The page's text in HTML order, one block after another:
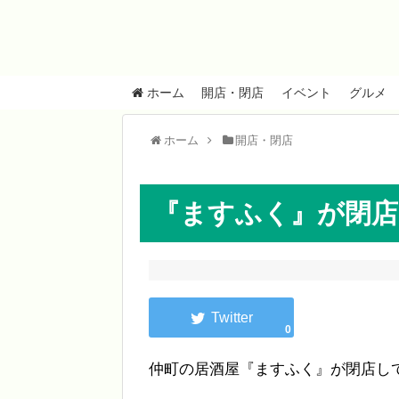
ホーム 開店・閉店 イベント グルメ
ホーム 開店・閉店
『ますふく』が閉店
0
仲町の居酒屋『ますふく』が閉店し